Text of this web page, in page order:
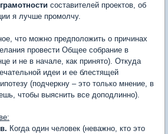
составителей проектов, об
я лучше промолчу.
что можно предположить о причинах
провести Общее собрание в
и не в начале, как принято). Откуда
идеи и ее блестящей
(подчеркну – это только мнение, в
чтобы выяснить все доподлинно).
Когда один человек (неважно, кто это